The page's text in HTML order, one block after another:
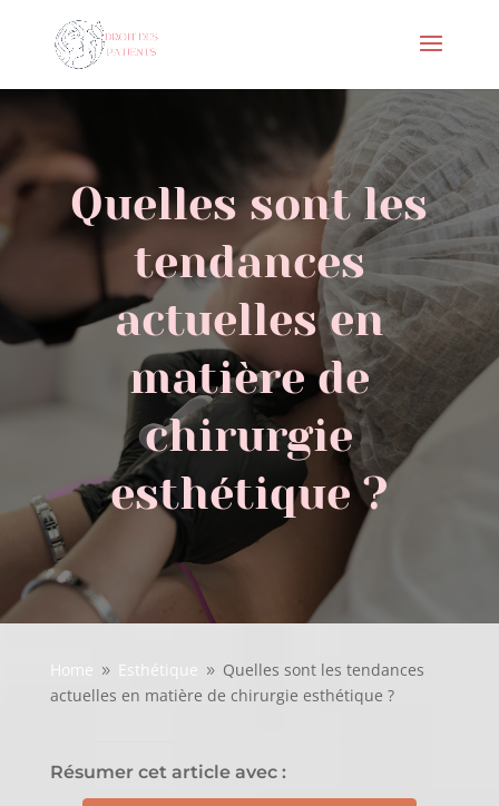
Quelles sont les
tendances
actuelles en
matière de
chirurgie
esthétique ?
Home 9 Esthétique 9 Quelles sont les tendances
actuelles en matière de chirurgie esthétique ?
Résumer cet article avec :